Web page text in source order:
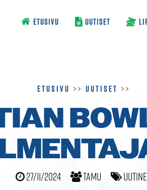
ETUSIVU UUTISET
Etusivu >> Uutiset >>
27/11/2024 TamU